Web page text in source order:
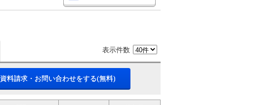
表示件数
資料請求・お問い合わせをする(無料)